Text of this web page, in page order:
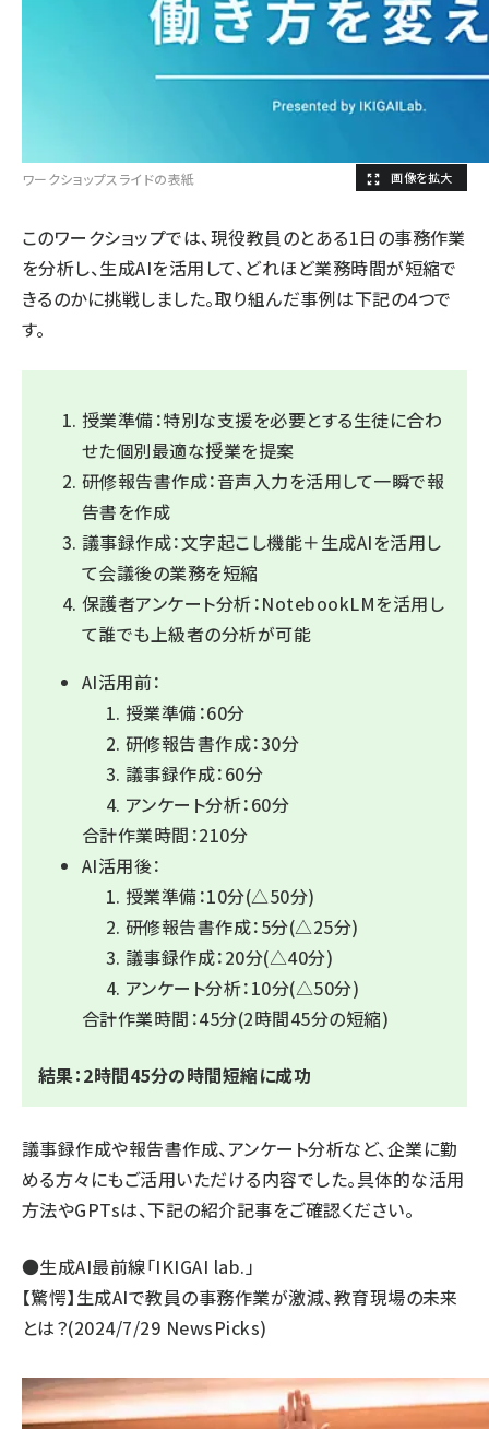
ワークショップスライドの表紙
このワークショップでは、現役教員のとある1日の事務作業
を分析し、生成AIを活用して、どれほど業務時間が短縮で
きるのかに挑戦しました。取り組んだ事例は下記の4つで
す。
授業準備：特別な支援を必要とする生徒に合わ
せた個別最適な授業を提案
研修報告書作成：音声入力を活用して一瞬で報
告書を作成
議事録作成：文字起こし機能＋生成AIを活用し
て会議後の業務を短縮
保護者アンケート分析：NotebookLMを活用し
て誰でも上級者の分析が可能
AI活用前：
授業準備：60分
研修報告書作成：30分
議事録作成：60分
アンケート分析：60分
合計作業時間：210分
AI活用後：
授業準備：10分(△50分)
研修報告書作成：5分(△25分)
議事録作成：20分(△40分)
アンケート分析：10分(△50分)
合計作業時間：45分(2時間45分の短縮)
結果：2時間45分の時間短縮に成功
議事録作成や報告書作成、アンケート分析など、企業に勤
める方々にもご活用いただける内容でした。具体的な活用
方法やGPTsは、下記の紹介記事をご確認ください。
●生成AI最前線「IKIGAI lab.」
【驚愕】生成AIで教員の事務作業が激減、教育現場の未来
とは？(2024/7/29 NewsPicks)